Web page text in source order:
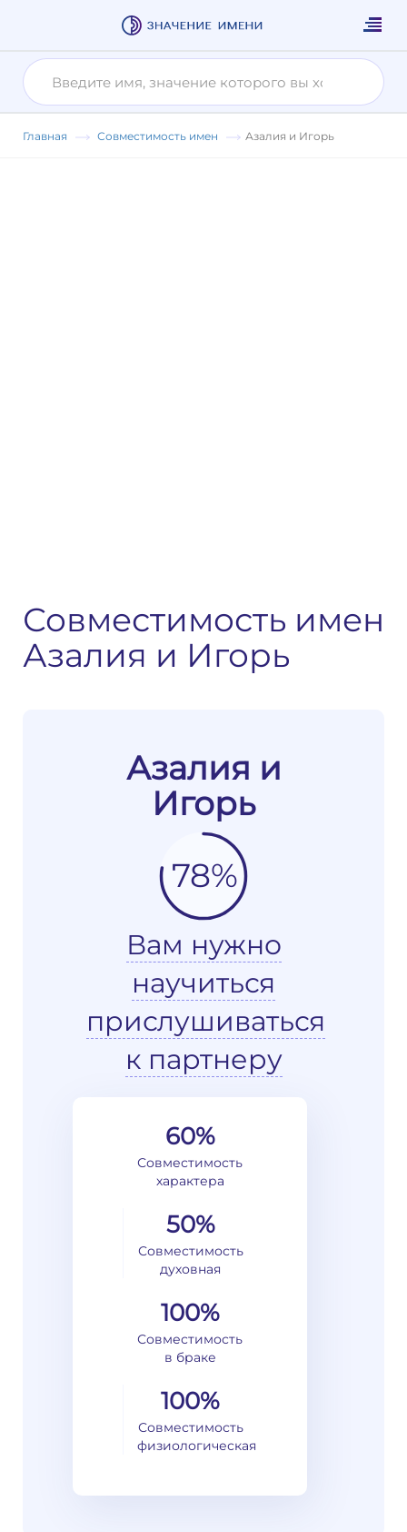
Главная Совместимость имен Азалия и Игорь
Совместимость имен
Азалия и Игорь
Азалия и
Игорь
78%
Вам нужно
научиться
прислушиваться
к партнеру
60%
Совместимость
характера
50%
Совместимость
духовная
100%
Совместимость
в браке
100%
Совместимость
физиологическая